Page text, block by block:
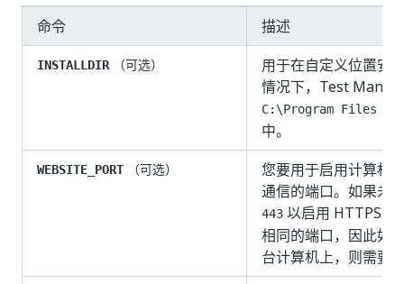
命令 描述
INSTALLDIR（可选）
用于在自定义位置安
情况下，Test
C:\Program Files
中。
WEBSITE_PORT （可选）
您要用于启用计算机
通信的端口。如果未
443 以启用 HTTPS
相同的端口，因此如
台计算机上，则需要